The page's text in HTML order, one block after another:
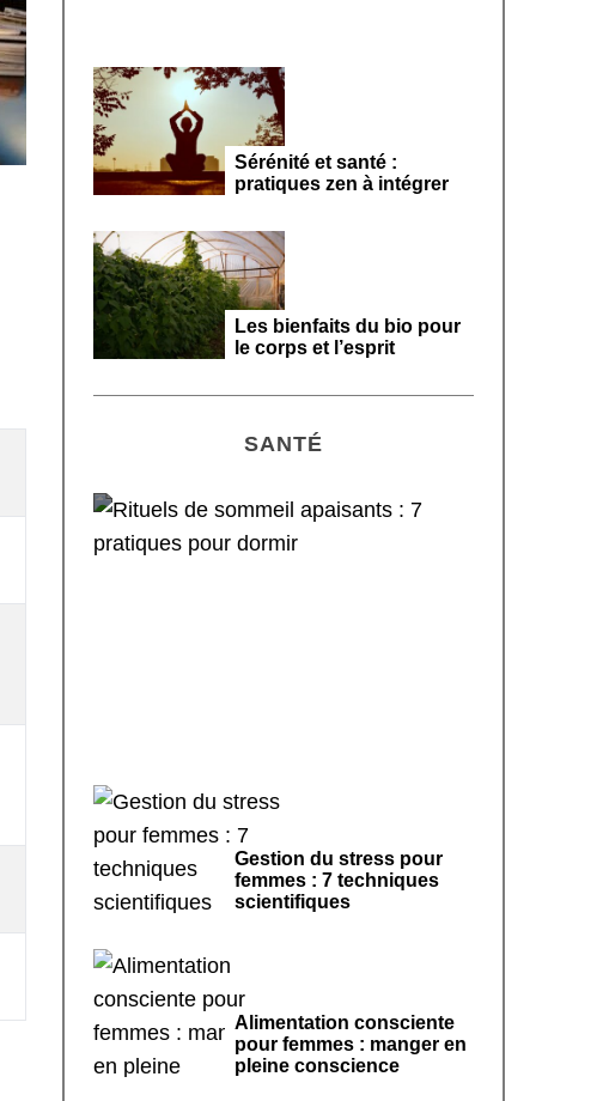
Sérénité et santé :
pratiques zen à intégrer
Les bienfaits du bio pour
le corps et l’esprit
SANTÉ
Gestion du stress pour
femmes : 7 techniques
scientifiques
Alimentation consciente
pour femmes : manger en
pleine conscience